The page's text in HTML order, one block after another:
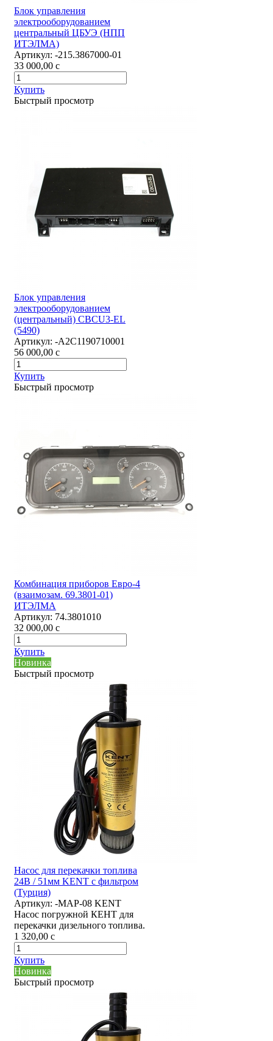
Блок управления
электрооборудованием
центральный ЦБУЭ (НПП
ИТЭЛМА)
Артикул: -215.3867000-01
33 000,00 c
Купить
Быстрый просмотр
Блок управления
электрооборудованием
(центральный) CBCU3-EL
(5490)
Артикул: -А2С1190710001
56 000,00 c
Купить
Быстрый просмотр
Комбинация приборов Евро-4
(взаимозам. 69.3801-01)
ИТЭЛМА
Артикул: 74.3801010
32 000,00 c
Купить
Новинка
Быстрый просмотр
Насос для перекачки топлива
24В / 51мм KENT с фильтром
(Турция)
Артикул: -MAP-08 KENT
Насос погружной КЕНТ для
перекачки дизельного топлива.
1 320,00 c
Купить
Новинка
Быстрый просмотр